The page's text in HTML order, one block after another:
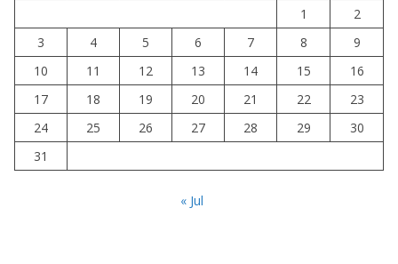
1
2
3
4 5 6 7 8
9
10
11 12 13 14 15
16
17
18 19 20 21 22
23
24
25 26 27 28 29
30
31
« Jul